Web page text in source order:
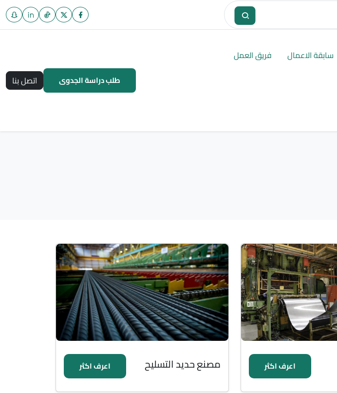
سابقة الاعمال فريق العمل
طلب دراسة الجدوى اتصل بنا
اعرف اكثر مصنع حديد التسليح اعرف اكثر